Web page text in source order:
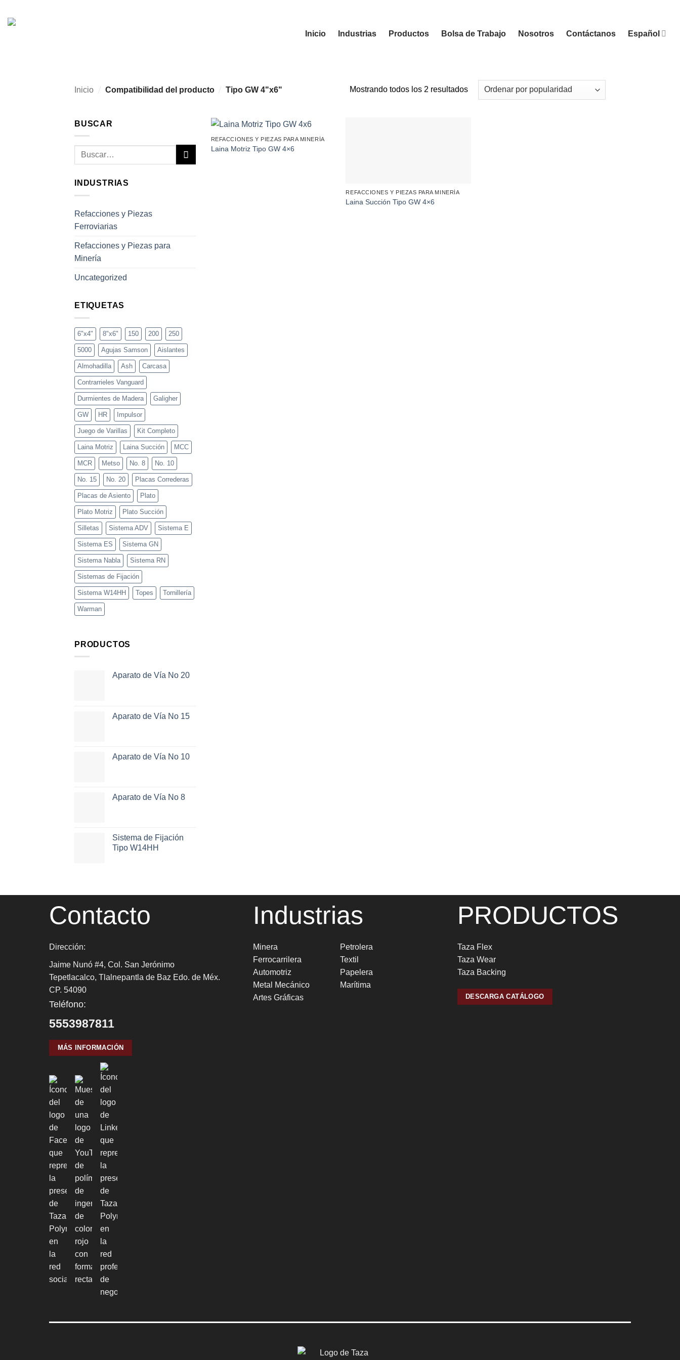
Inicio Industrias Productos Bolsa de Trabajo Nosotros Contáctanos Español
Inicio / Compatibilidad del producto / Tipo GW 4"x6" Mostrando todos los 2 resultadosSorted
BUSCAR
Buscar
INDUSTRIAS
Refacciones y Piezas
Ferroviarias
Refacciones y Piezas para
Minería
Uncategorized
ETIQUETAS
6"x4" 8"x6" 150 200 250
5000 Agujas Samson Aislantes
Almohadilla Ash Carcasa
Contrarrieles Vanguard
Durmientes de Madera Galigher
GW HR Impulsor
Juego de Varillas Kit Completo
Laina Motriz Laina Succión MCC
MCR Metso No. 8 No. 10
No. 15 No. 20 Placas Correderas
Placas de Asiento Plato
Plato Motriz Plato Succión
Silletas Sistema ADV Sistema E
Sistema ES Sistema GN
Sistema Nabla Sistema RN
Sistemas de Fijación
Sistema W14HH Topes Tornillería
Warman
PRODUCTOS
Aparato de Vía No 20
Aparato de Vía No 15
Aparato de Vía No 10
Aparato de Vía No 8
Sistema de Fijación
Tipo W14HH
REFACCIONES Y PIEZAS PARA MINERÍA
Laina Motriz Tipo GW 4×6
REFACCIONES Y PIEZAS PARA MINERÍA
Laina Succión Tipo GW 4×6
Contacto
Dirección:
Jaime Nunó #4, Col. San Jerónimo
Tepetlacalco, Tlalnepantla de Baz Edo. de Méx.
CP. 54090
Teléfono:
5553987811
MÁS INFORMACIÓN
Industrias
Minera
Ferrocarrilera
Automotriz
Metal Mecánico
Artes Gráficas
Petrolera
Textil
Papelera
Marítima
PRODUCTOS
Taza Flex
Taza Wear
Taza Backing
DESCARGA CATÁLOGO